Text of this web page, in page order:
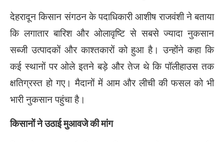
देहरादून किसान संगठन के पदाधिकारीआशीष राजवंशीने बताया
कि लगातार बारिश और ओलावृष्टि से सबसे ज्यादा नुकसान
सब्जी उत्पादकों और काश्तकारों को हुआ है। उन्होंने कहा कि
कई स्थानों पर ओले इतने बड़े और तेज थे कि पॉलीहाउस तक
क्षतिग्रस्त हो गए। मैदानों में आम और लीची की फसल को भी
भारी नुकसान पहुंचा है।
किसानों ने उठाई मुआवजे की मांग